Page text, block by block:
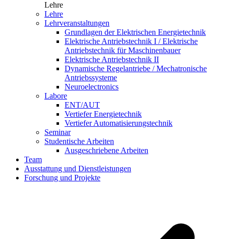
Lehre
Lehre
Lehrveranstaltungen
Grundlagen der Elektrischen Energietechnik
Elektrische Antriebstechnik I / Elektrische
Antriebstechnik für Maschinenbauer
Elektrische Antriebstechnik II
Dynamische Regelantriebe / Mechatronische
Antriebssysteme
Neuroelectronics
Labore
ENT/AUT
Vertiefer Energietechnik
Vertiefer Automatisierungstechnik
Seminar
Studentische Arbeiten
Ausgeschriebene Arbeiten
Team
Ausstattung und Dienstleistungen
Forschung und Projekte